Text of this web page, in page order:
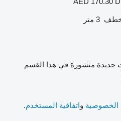
3 متر
جديدة منشورة في هذا القسم
الخصوصية واتفاقية المستخدم.